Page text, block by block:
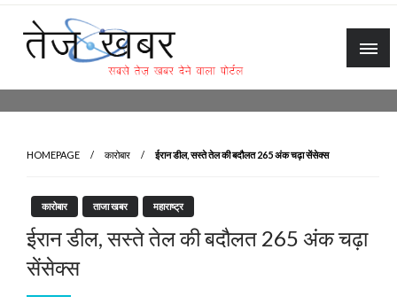
Skip
content
HOMEPAGE कारोबार ईरान डील, सस्ते तेल की बदौलत 265 अंक चढ़ा सेंसेक्स
कारोबार ताजा खबर महाराष्ट्र
ईरान डील, सस्ते तेल की बदौलत 265 अंक चढ़ा
सेंसेक्स